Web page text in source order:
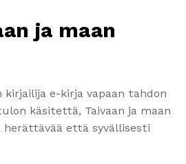
ja maan
kirjailija e-kirja vapaan tahdon
käsitettä, Taivaan ja maan
että syvällisesti